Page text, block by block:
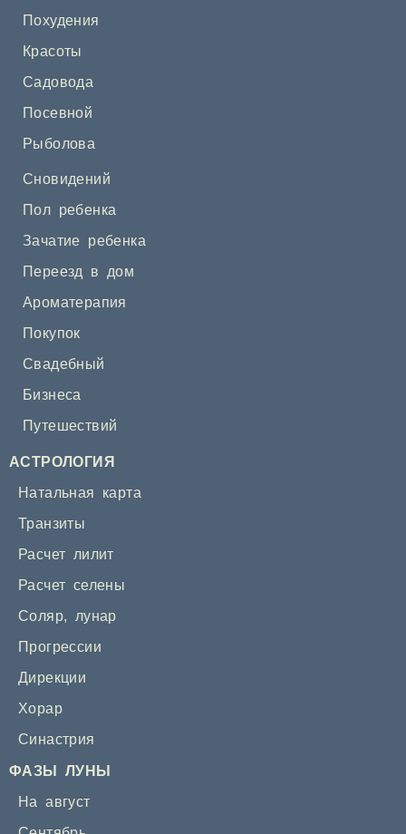
Похудения
Красоты
Садовода
Посевной
Рыболова
Сновидений
Пол ребенка
Зачатие ребенка
Переезд в дом
Ароматерапия
Покупок
Свадебный
Бизнеса
Путешествий
АСТРОЛОГИЯ
Натальная карта
Транзиты
Расчет лилит
Расчет селены
Соляр, лунар
Прогрессии
Дирекции
Хорар
Синастрия
ФАЗЫ ЛУНЫ
На август